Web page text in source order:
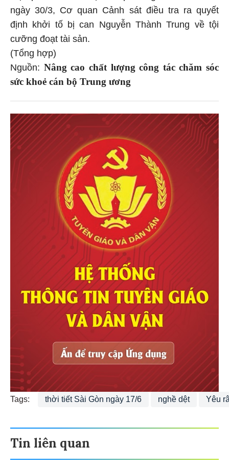
ngày 30/3, Cơ quan Cảnh sát điều tra ra quyết
định khởi tố bị can Nguyễn Thành Trung về tội
cưỡng đoạt tài sản.
(Tổng hợp)
Nguồn: Nâng cao chất lượng công tác chăm sóc
sức khoẻ cán bộ Trung ương
Tags: thời tiết Sài Gòn ngày 17/6 nghề dệt Yêu
Tin liên quan